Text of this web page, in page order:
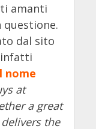
amanti
questione.
dal sito
infatti
nome
at
a great
the